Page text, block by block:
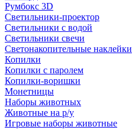
Румбокс 3D
Светильники-проектор
Светильники с водой
Светильники свечи
Светонакопительные наклейки
Копилки
Копилки с паролем
Копилки-воришки
Монетницы
Наборы животных
Животные на р/у
Игровые наборы животные